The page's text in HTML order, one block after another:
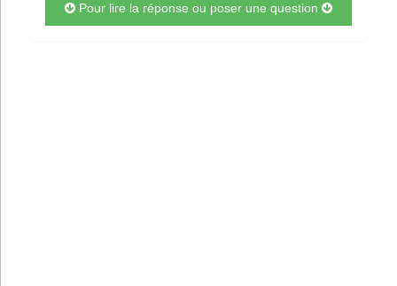
Pour lire la réponse ou poser une question